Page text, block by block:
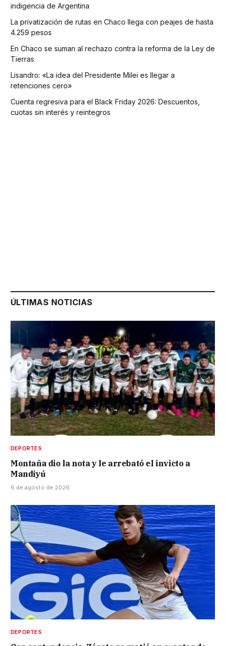
indigencia de Argentina
La privatización de rutas en Chaco llega con peajes de hasta
4.259 pesos
En Chaco se suman al rechazo contra la reforma de la Ley de
Tierras
Lisandro: «La idea del Presidente Milei es llegar a
retenciones cero»
Cuenta regresiva para el Black Friday 2026: Descuentos,
cuotas sin interés y reintegros
ÚLTIMAS NOTICIAS
DEPORTES
Montaña dio la nota y le arrebató el invicto a
Mandiyú
6 de agosto de 2026
DEPORTES